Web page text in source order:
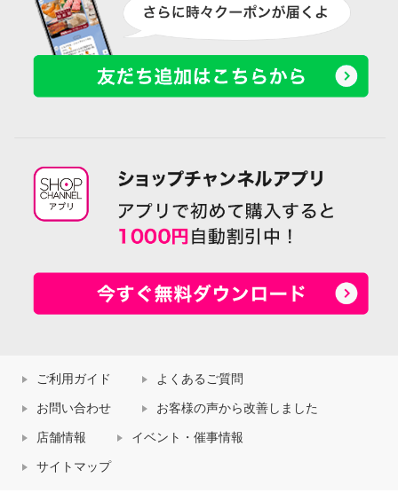
ご利用ガイド よくあるご質問
お問い合わせ お客様の声から改善しました
店舗情報 イベント・催事情報
サイトマップ